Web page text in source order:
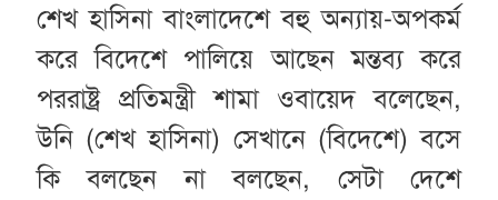
শেখ হাসিনা বাংলাদেশে বহু অন্যায়-অপকর্ম
করে বিদেশে পালিয়ে আছেন মন্তব্য করে
পররাষ্ট্র প্রতিমন্ত্রী শামা ওবায়েদ বলেছেন,
উনি (শেখ হাসিনা) সেখানে (বিদেশে) বসে
কি বলছেন না বলছেন, সেটা দেশে